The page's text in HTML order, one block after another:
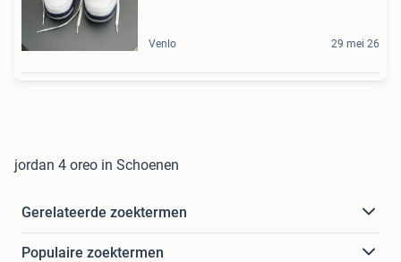
Venlo 29 mei 26
jordan 4 oreo in Schoenen
Gerelateerde zoektermen
Populaire zoektermen